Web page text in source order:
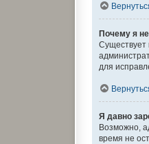
Почему я
Существует
для
Я давно
Возможно,
время не